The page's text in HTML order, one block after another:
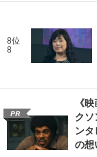
8位
8
PR
《
クソ
ンタ
の想